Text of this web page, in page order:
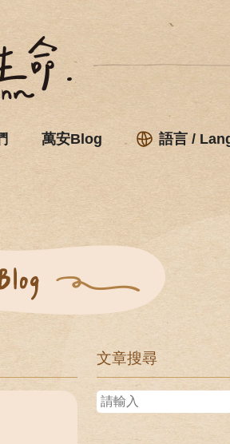
萬安Blog 語言 /
文章搜尋